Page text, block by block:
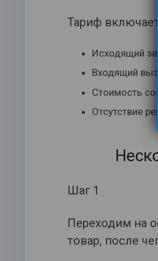
Тариф включает
Исходящий
Входящий
Стоимость
Отсутствие
Шаг 1
Переходим на
товар, после